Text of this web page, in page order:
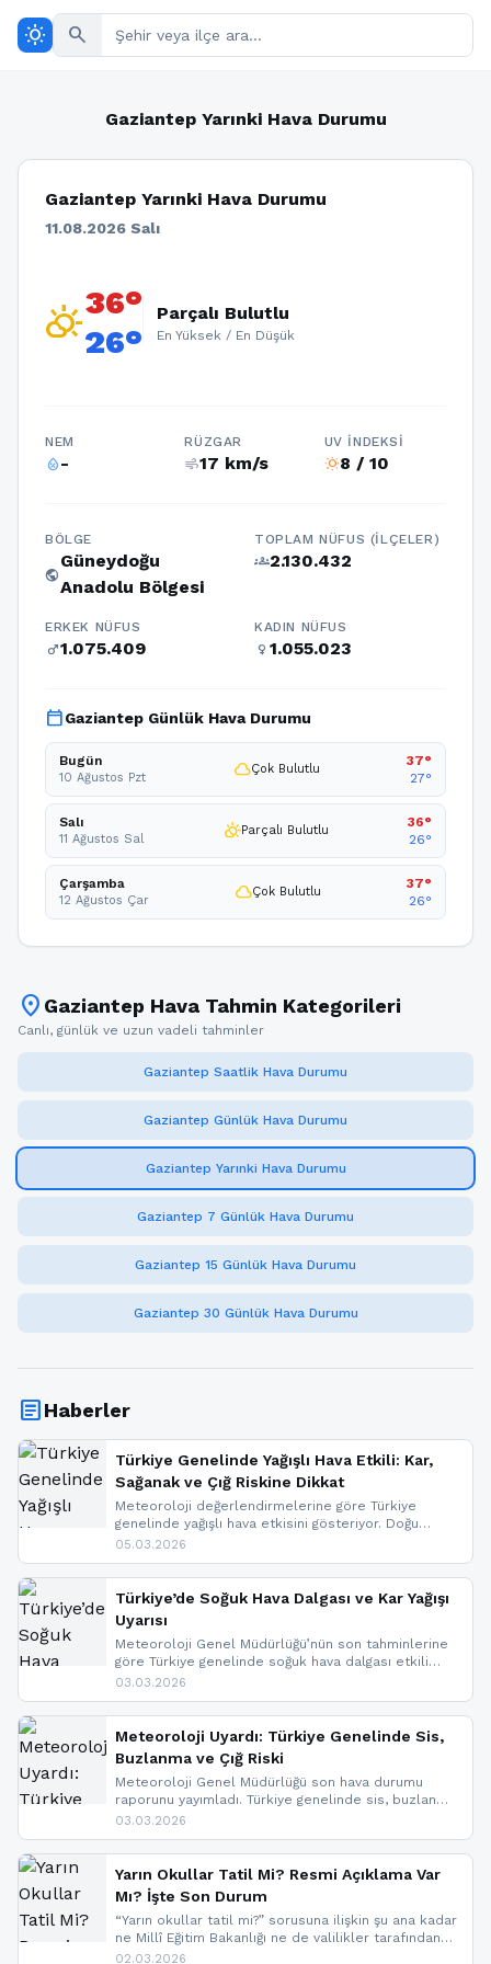
wb_sunny search
Gaziantep Yarınki Hava Durumu
Gaziantep Yarınki Hava Durumu
11.08.2026 Salı
partly_cloudy_day36°
26°
Parçalı Bulutlu
En Yüksek / En Düşük
NEM
humidity_percentage-
RÜZGAR
air17 km/s
UV İNDEKSI
wb_sunny8 / 10
BÖLGE
public
Güneydoğu
Anadolu Bölgesi
TOPLAM NÜFUS (İLÇELER)
groups2.130.432
ERKEK NÜFUS
male1.075.409
KADIN NÜFUS
female 1.055.023
calendar_todayGaziantep Günlük Hava Durumu
Bugün
10 Ağustos Pzt cloudÇok Bulutlu
37°
27°
Salı
11 Ağustos Sal partly_cloudy_dayParçalı Bulutlu
36°
26°
Çarşamba
12 Ağustos Çar cloudÇok Bulutlu
37°
26°
location_on Gaziantep Hava Tahmin Kategorileri
Canlı, günlük ve uzun vadeli tahminler
Gaziantep Saatlik Hava Durumu
Gaziantep Günlük Hava Durumu
Gaziantep Yarınki Hava Durumu
Gaziantep 7 Günlük Hava Durumu
Gaziantep 15 Günlük Hava Durumu
Gaziantep 30 Günlük Hava Durumu
articleHaberler
Türkiye Genelinde Yağışlı Hava Etkili: Kar,
Sağanak ve Çığ Riskine Dikkat
Meteoroloji değerlendirmelerine göre Türkiye
genelinde yağışlı hava etkisini gösteriyor. Doğu
bölgelerinde kar yağışı beklenirken Marmara ve
ise çığ tehlikesi bulunuyor. İç kesimlerde sis ve pus
nedeniyle görüş mesafesinde azalma
yaşanabileceği belirtiliyor.
05.03.2026
Türkiye’de Soğuk Hava Dalgası ve Kar Yağışı
Uyarısı
Meteoroloji Genel Müdürlüğü’nün son tahminlerine
göre Türkiye genelinde soğuk hava dalgası etkili
oluyor. Birçok il için kar yağışı ve buzlanma uyarısı
03.03.2026
Meteoroloji Uyardı: Türkiye Genelinde Sis,
Buzlanma ve Çığ Riski
Meteoroloji Genel Müdürlüğü son hava durumu
raporunu yayımladı. Türkiye genelinde sis, buzlanma
ve don beklenirken Doğu Anadolu ve Doğu
yapıldı. İşte son dakika meteoroloji gelişmeleri.
03.03.2026
Yarın Okullar Tatil Mi? Resmi Açıklama Var
Mı? İşte Son Durum
“Yarın okullar tatil mi?” sorusuna ilişkin şu ana kadar
ne Millî Eğitim Bakanlığı ne de valilikler tarafından
yapılmış resmi bir tatil açıklaması bulunmamaktadır.
02.03.2026